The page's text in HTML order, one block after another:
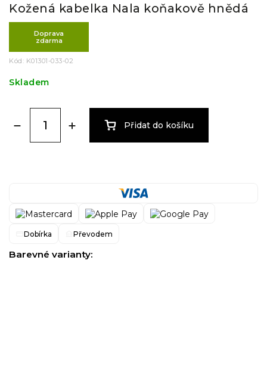
Kožená kabelka Nala koňakově hnědá
Doprava
zdarma
Kód: K01301-033-02
Skladem
Přidat do košíku
Dobírka Převodem
Barevné varianty: